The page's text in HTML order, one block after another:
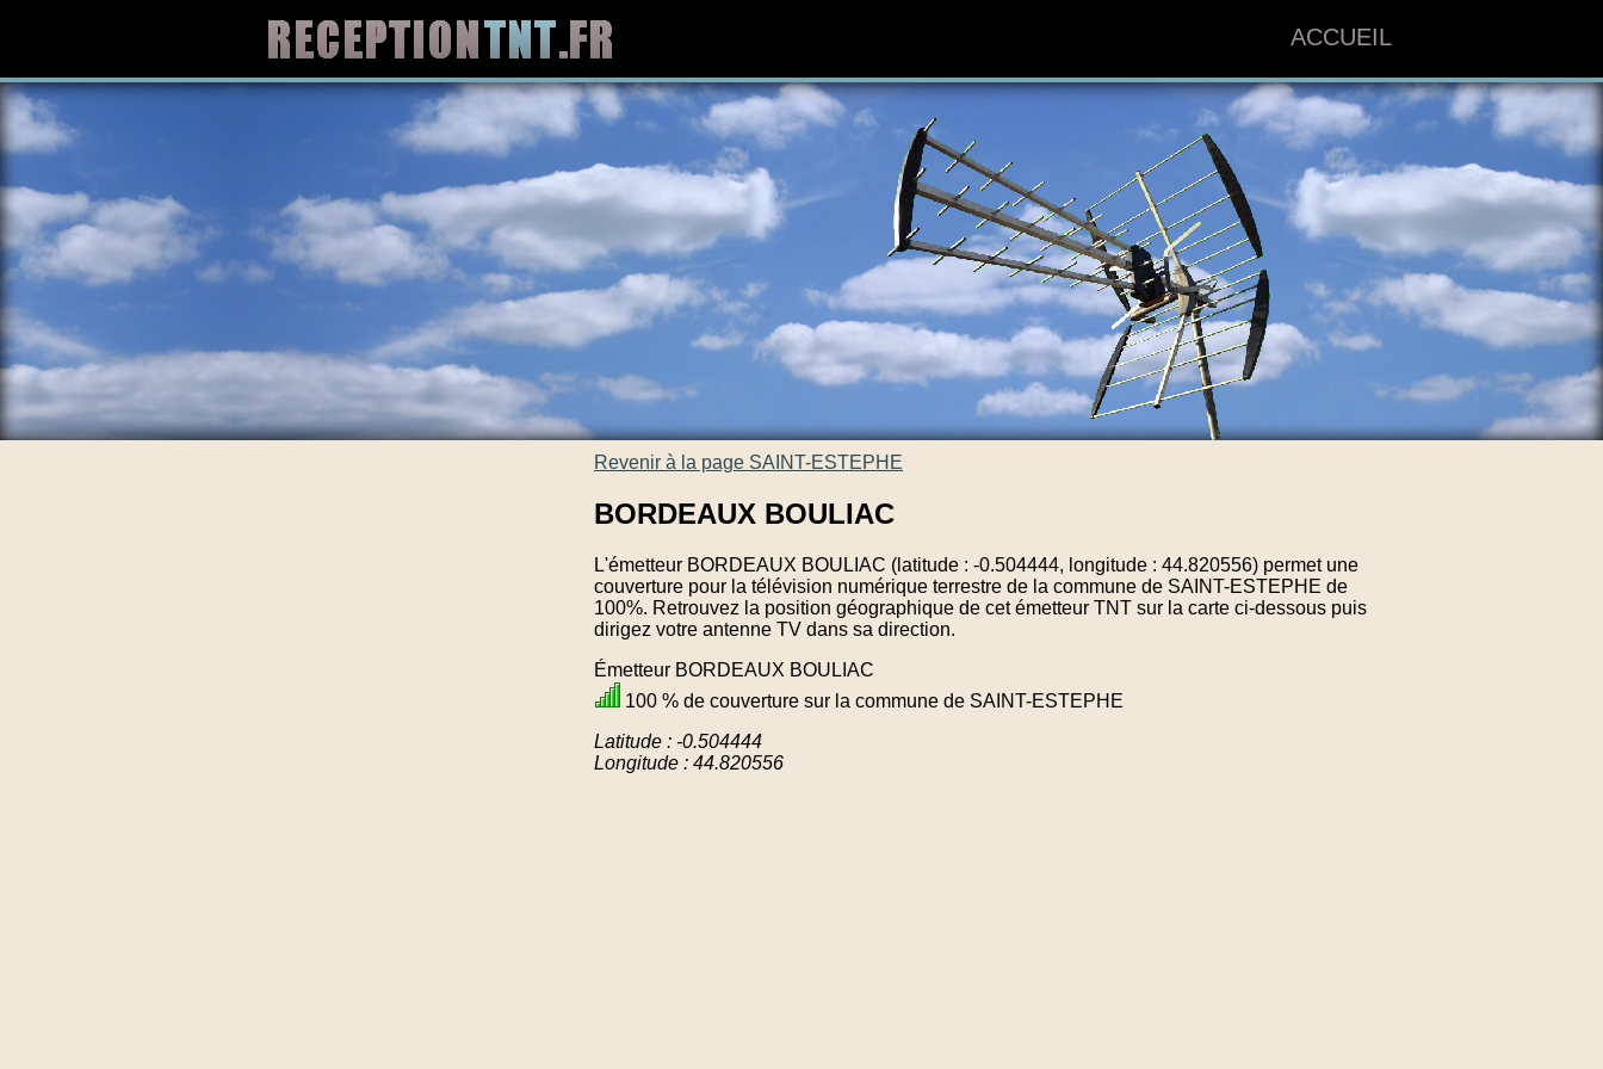
ACCUEIL
Revenir à la page SAINT-ESTEPHE
BORDEAUX BOULIAC
L'émetteur BORDEAUX BOULIAC (latitude : -0.504444, longitude : 44.820556) permet une
couverture pour la télévision numérique terrestre de la commune de SAINT-ESTEPHE de
100%. Retrouvez la position géographique de cet émetteur TNT sur la carte ci-dessous puis
dirigez votre antenne TV dans sa direction.
Émetteur BORDEAUX BOULIAC
100 % de couverture sur la commune de SAINT-ESTEPHE
Latitude : -0.504444
Longitude : 44.820556